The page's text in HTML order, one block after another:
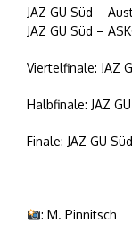
JAZ GU Süd –
JAZ GU Süd –
Viertelfinale: JAZ
Halbfinale: JAZ
Finale: JAZ GU
: M. Pinnitsch